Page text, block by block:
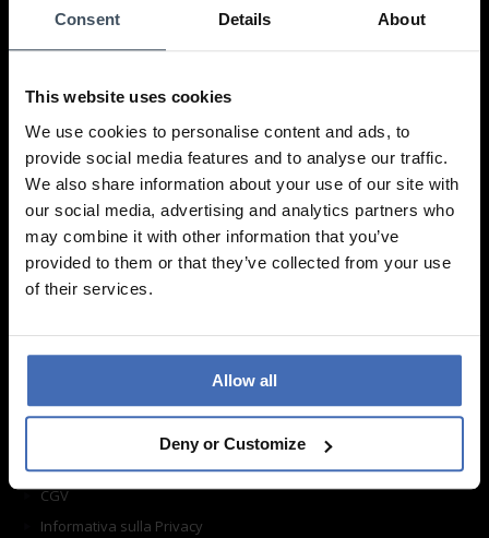
Consent Details About
This website uses cookies
We use cookies to personalise content and ads, to
provide social media features and to analyse our traffic.
We also share information about your use of our site with
our social media, advertising and analytics partners who
may combine it with other information that you’ve
provided to them or that they’ve collected from your use
of their services.
Allow all
Deny or Customize
hello@luxoia.com
Non vediamo l'ora della vostra visita!
Informazione
Domande frequenti
Acquisto
Reso
Modulo di contatto
Impronta
CGV
Informativa sulla Privacy